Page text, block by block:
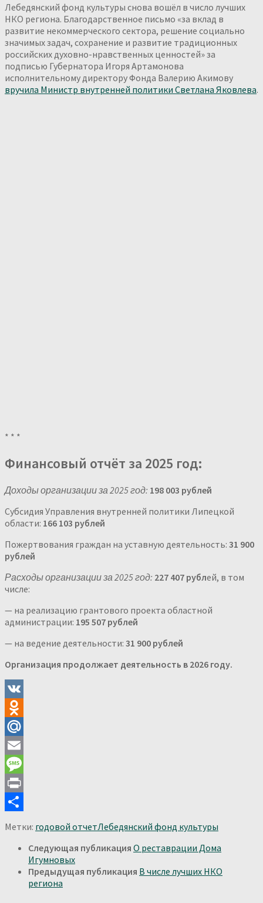
Лебедянский фонд культуры снова вошёл в число лучших
НКО региона. Благодарственное письмо «за вклад в
развитие некоммерческого сектора, решение социально
значимых задач, сохранение и развитие традиционных
российских духовно-нравственных ценностей» за
подписью Губернатора Игоря Артамонова
исполнительному директору Фонда Валерию Акимову
вручила Министр внутренней политики Светлана Яковлева.
* * *
Финансовый отчёт за 2025 год:
Доходы организации за 2025 год: 198 003 рублей
Субсидия Управления внутренней политики Липецкой
области: 166 103 рублей
Пожертвования граждан на уставную деятельность: 31 900
рублей
Расходы организации за 2025 год: 227 407 рублей, в том
числе:
— на реализацию грантового проекта областной
администрации: 195 507 рублей
— на ведение деятельности: 31 900 рублей
Организация продолжает деятельность в 2026 году.
VK
Odnoklassniki
Mail.Ru
Email
Message
Print
Метки: годовой отчетЛебедянский фонд культуры
Следующая публикация О реставрации Дома
Игумновых
Предыдущая публикация В числе лучших НКО
региона